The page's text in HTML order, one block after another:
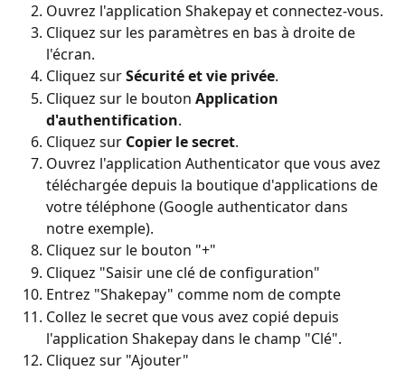
Ouvrez l'application Shakepay et connectez-vous.
Cliquez sur les paramètres en bas à droite de
l'écran.
Cliquez sur Sécurité et vie privée.
Cliquez sur le bouton Application
d'authentification.
Cliquez sur Copier le secret.
Ouvrez l'application Authenticator que vous avez
téléchargée depuis la boutique d'applications de
votre téléphone (Google authenticator dans
notre exemple).
Cliquez sur le bouton "+"
Cliquez "Saisir une clé de configuration"
Entrez "Shakepay" comme nom de compte
Collez le secret que vous avez copié depuis
l'application Shakepay dans le champ "Clé".
Cliquez sur "Ajouter"